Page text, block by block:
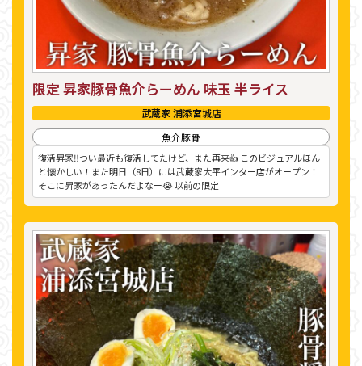
限定 昇家豚骨魚介らーめん 味玉 半ライス
武蔵家 浦添宮城店
魚介豚骨
復活昇家‼︎つい最近も復活してたけど、また再来👍 このビジュアルほん
と懐かしい！また明日（8日）には武蔵家大平インター店がオープン！
そこに昇家があったんだよなー😭 以前の限定